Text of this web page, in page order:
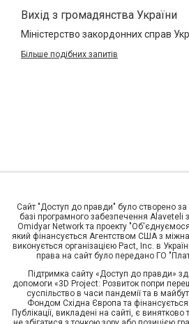
Вихід з громадянства України
Міністерство закордонних справ
Більше подібних запитів
Сайт "Доступ до правди" було створено за
базі програмного забезпечення Alaveteli
Omidyar Network та проекту
який фінансується Агентством США з
виконується організацією Pact, Inc. в
права на сайт було передано ГО
Підтримка сайту «Доступ до правди»
допомоги «3D Project: Розвиток попри
суспільство в часи пандемії та в
Фондом Східна Європа та
Публікації, викладені на сайті, є